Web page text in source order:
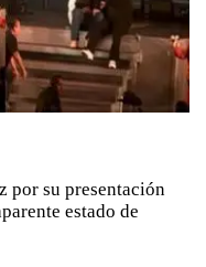
por su presentación
estado de